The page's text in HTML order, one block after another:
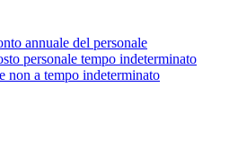
annuale del personale
personale tempo indeterminato
non a tempo indeterminato